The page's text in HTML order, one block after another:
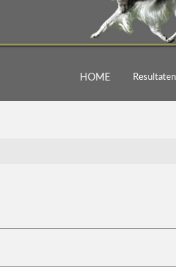
HOME Resultaten